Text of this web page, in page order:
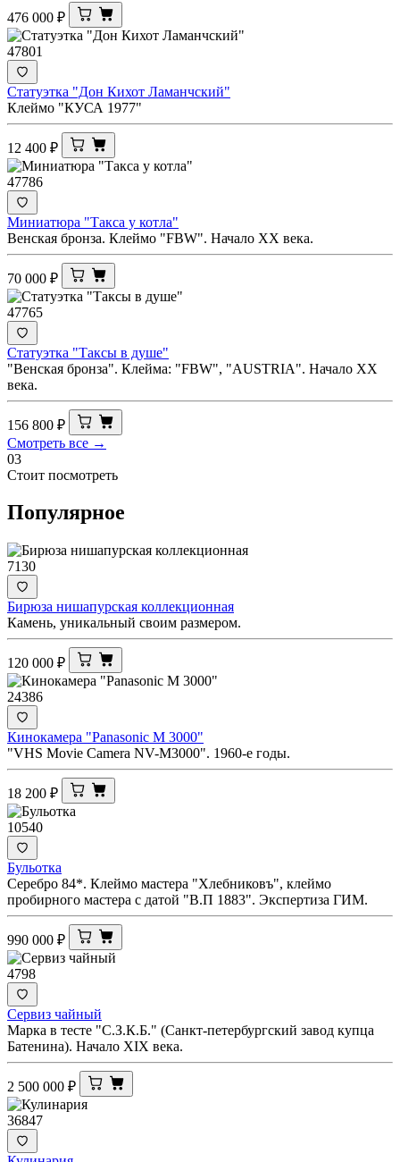
476 000 ₽
47801
Статуэтка "Дон Кихот Ламанчский"
Клеймо "КУСА 1977"
12 400 ₽
47786
Миниатюра "Такса у котла"
Венская бронза. Клеймо "FBW". Начало ХХ века.
70 000 ₽
47765
Статуэтка "Таксы в душе"
"Венская бронза". Клейма: "FBW", "AUSTRIA". Начало ХХ
века.
156 800 ₽
Смотреть все →
03
Стоит посмотреть
Популярное
7130
Бирюза нишапурская коллекционная
Камень, уникальный своим размером.
120 000 ₽
24386
Кинокамера "Panasonic M 3000"
"VHS Movie Camera NV-M3000". 1960-е годы.
18 200 ₽
10540
Бульотка
Серебро 84*. Клеймо мастера "Хлебниковъ", клеймо
пробирного мастера с датой "В.П 1883". Экспертиза ГИМ.
990 000 ₽
4798
Сервиз чайный
Марка в тесте "С.З.К.Б." (Санкт-петербургский завод купца
Батенина). Начало XIX века.
2 500 000 ₽
36847